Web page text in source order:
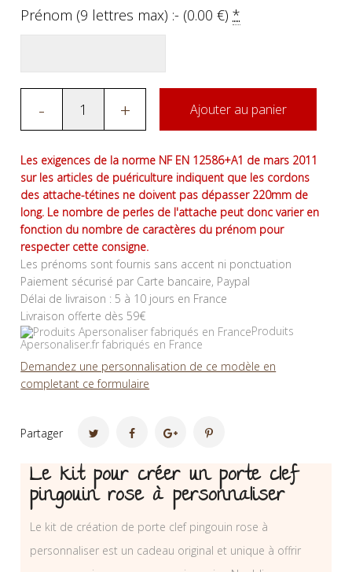
Prénom (9 lettres max) :- (0.00€)*
- + Ajouter au panier
Les exigences de la norme NF EN 12586+A1 de mars 2011
sur les articles de puériculture indiquent que les cordons
des attache-tétines ne doivent pas dépasser 220mm de
long. Le nombre de perles de l'attache peut donc varier en
fonction du nombre de caractères du prénom pour
respecter cette consigne.
Les prénoms sont fournis sans accent ni ponctuation
Paiement sécurisé par Carte bancaire, Paypal
Délai de livraison : 5 à 10 jours en France
Livraison offerte dès 59€
Produits
Apersonaliser.fr fabriqués en France
Demandez une personnalisation de ce modèle en
completant ce formulaire
Partager
Le kit pour créer un porte clef
pingouin rose à personnaliser
Le kit de création de porte clef pingouin rose à
personnaliser est un cadeau original et unique à offrir